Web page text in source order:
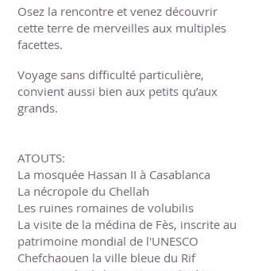
Osez la rencontre et venez découvrir
cette terre de merveilles aux multiples
facettes.
Voyage sans difficulté particulière,
convient aussi bien aux petits qu’aux
grands.
ATOUTS:
La mosquée Hassan II à Casablanca
La nécropole du Chellah
Les ruines romaines de volubilis
La visite de la médina de Fès, inscrite au
patrimoine mondial de l'UNESCO
Chefchaouen la ville bleue du Rif